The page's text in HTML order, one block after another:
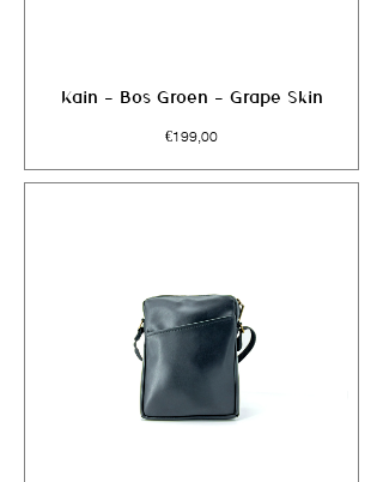
Kain - Bos Groen - Grape Skin
€199,00Prijs